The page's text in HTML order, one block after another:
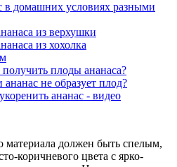
в домашних условиях разными
из верхушки
из хохолка
плоды ананаса?
ананас не образует плод?
ананас - видео
материала должен быть спелым,
коричневого цвета с ярко-